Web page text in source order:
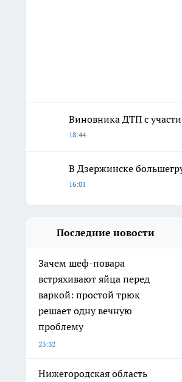
Виновника ДТП с
18:44
В Дзержинске
16:01
Последние новости
Зачем шеф-повара
встряхивают яйца перед
варкой: простой трюк
решает одну вечную
проблему
23:32
Нижегородская область